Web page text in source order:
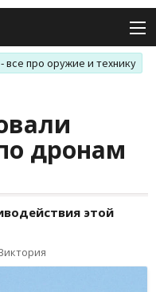
все про оружие и технику
дронам
этой